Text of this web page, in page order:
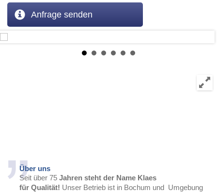
Anfrage senden
Über uns
Seit über 75 Jahren steht der Name Klaes
für Qualität! Unser Betrieb ist in Bochum und Umgebung